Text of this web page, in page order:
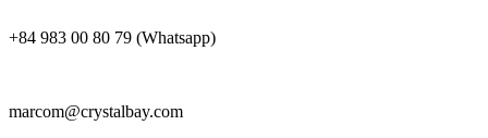
+84 983 00 80 79 (Whatsapp)
marcom@crystalbay.com